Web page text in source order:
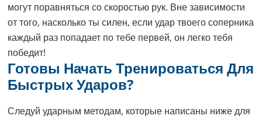
могут поравняться со скоростью рук. Вне зависимости
от того, насколько ты силен, если удар твоего соперника
каждый раз попадает по тебе первей, он легко тебя
победит!
Готовы Начать Тренироваться Для
Быстрых Ударов?
Следуй ударным методам, которые написаны ниже для